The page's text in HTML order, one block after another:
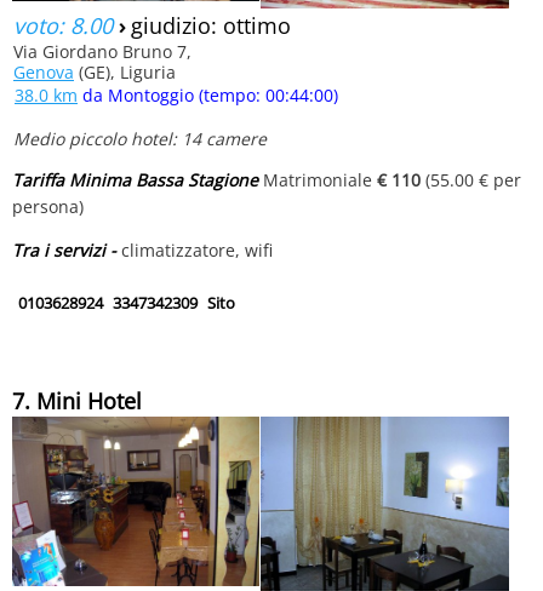
voto: 8.00› giudizio: ottimo
Via Giordano Bruno 7,
Genova (GE), Liguria
38.0 km da Montoggio (tempo: 00:44:00)
Medio piccolo hotel: 14 camere
Tariffa Minima Bassa StagioneMatrimoniale € 110 (55.00 € per
persona)
Tra i servizi -climatizzatore, wifi
0103628924 3347342309 Sito
7. Mini Hotel